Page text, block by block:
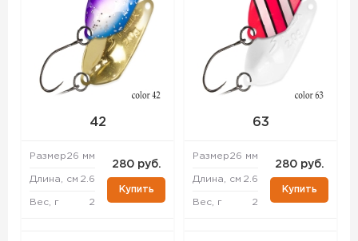
42
Размер26 мм
Длина, см 2.6
Вес, г 2
280 руб.
Купить
63
Размер26 мм
Длина, см 2.6
Вес, г 2
280 руб.
Купить